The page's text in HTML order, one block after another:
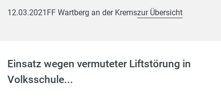
12.03.2021 FF Wartberg an der Kremszur Übersicht
Einsatz wegen vermuteter Liftstörung in
Volksschule...